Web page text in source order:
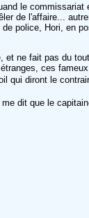
le
de l'affaire...
police, Hori, en
ne fait pas du
ces
qui diront le
dit que le